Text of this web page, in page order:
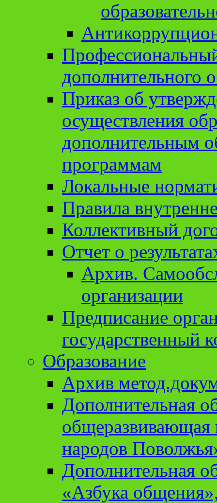
дополнительного
Приказ об
осуществления
дополнительным
программам
Локальные
Правила
Коллективный
Отчет о
Архив.
организации
Предписание
государственный
Образование
Архив
Дополнительная
народов
Дополнительная
«Азбука